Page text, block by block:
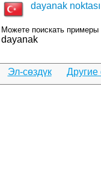
dayanak noktası
Можете поискать
dayanak
Эл-сөздүк Другие